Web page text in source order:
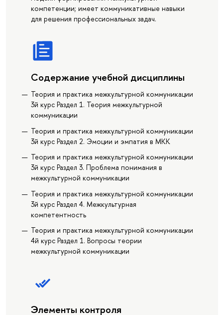
компетенции; имеет коммуникативные навыки
для решения профессиональных задач.
Содержание учебной дисциплины
Теория и практика межкультурной коммуникации
3й курс Раздел 1. Теория межкультурной
коммуникации
Теория и практика межкультурной коммуникации
3й курс Раздел 2. Эмоции и эмпатия в МКК
Теория и практика межкультурной коммуникации
3й курс Раздел 3. Проблема понимания в
межкультурной коммуникации
Теория и практика межкультурной коммуникации
3й курс Раздел 4. Межкультурная
компетентность
Теория и практика межкультурной коммуникации
4й курс Раздел 1. Вопросы теории
межкультурной коммуникации
Элементы контроля